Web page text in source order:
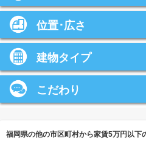
位置･広さ
建物タイプ
こだわり
福岡県の他の市区町村から家賃5万円以下